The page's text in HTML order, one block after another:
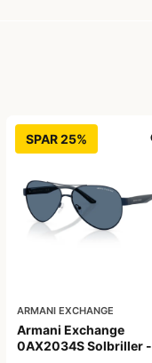
SPAR 25%
ARMANI EXCHANGE
Armani Exchange
0AX2034S Solbriller -